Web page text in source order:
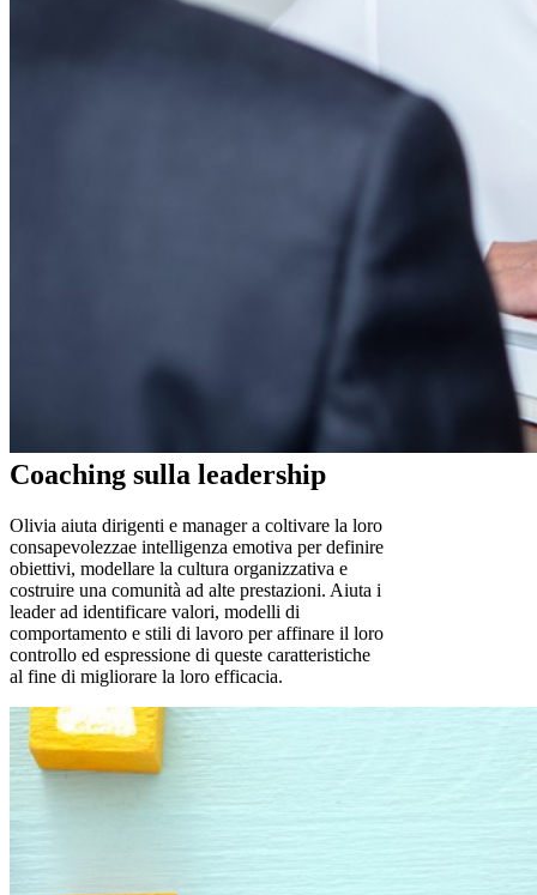
Coaching sulla leadership
Olivia aiuta dirigenti e manager a coltivare la loro
consapevolezzae intelligenza emotiva per definire
obiettivi, modellare la cultura organizzativa e
costruire una comunità ad alte prestazioni. Aiuta i
leader ad identificare valori, modelli di
comportamento e stili di lavoro per affinare il loro
controllo ed espressione di queste caratteristiche
al fine di migliorare la loro efficacia.